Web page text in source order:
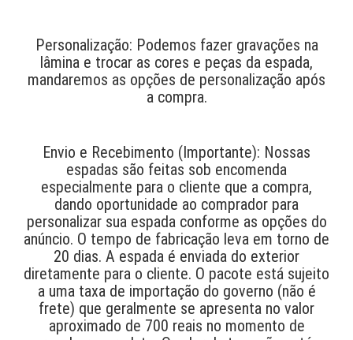
Personalização: Podemos fazer gravações na
lâmina e trocar as cores e peças da espada,
mandaremos as opções de personalização após
a compra.
Envio e Recebimento (Importante): Nossas
espadas são feitas sob encomenda
especialmente para o cliente que a compra,
dando oportunidade ao comprador para
personalizar sua espada conforme as opções do
anúncio. O tempo de fabricação leva em torno de
20 dias. A espada é enviada do exterior
diretamente para o cliente. O pacote está sujeito
a uma taxa de importação do governo (não é
frete) que geralmente se apresenta no valor
aproximado de 700 reais no momento de